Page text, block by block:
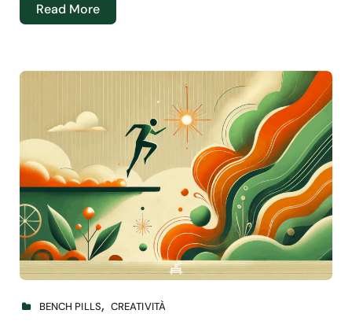
Read More
BENCH PILLS CREATIVITÀ